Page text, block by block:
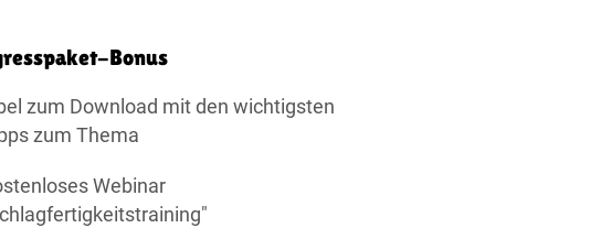
Bonus
zum Download mit den wichtigsten
zum Thema
Webinar